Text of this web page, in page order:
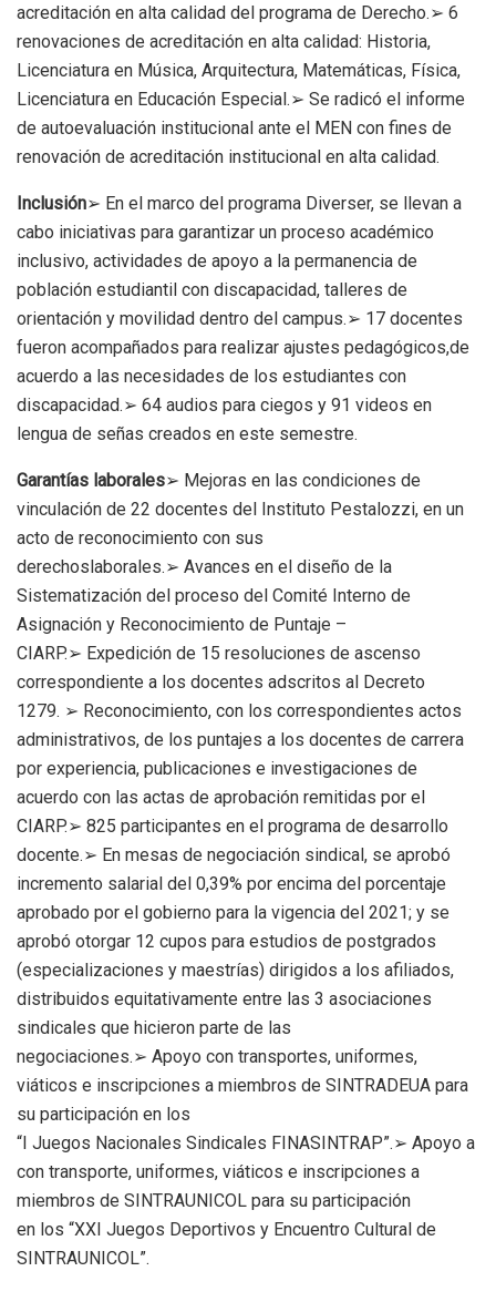
acreditación en alta calidad del programa de Derecho.➢ 6
renovaciones de acreditación en alta calidad: Historia,
Licenciatura en Música, Arquitectura, Matemáticas, Física,
Licenciatura en Educación Especial.➢ Se radicó el informe
de autoevaluación institucional ante el MEN con fines de
renovación de acreditación institucional en alta calidad.
Inclusión➢ En el marco del programa Diverser, se llevan a
cabo iniciativas para garantizar un proceso académico
inclusivo, actividades de apoyo a la permanencia de
población estudiantil con discapacidad, talleres de
orientación y movilidad dentro del campus.➢ 17 docentes
fueron acompañados para realizar ajustes pedagógicos,de
acuerdo a las necesidades de los estudiantes con
discapacidad.➢ 64 audios para ciegos y 91 videos en
lengua de señas creados en este semestre.
Garantías laborales➢ Mejoras en las condiciones de
vinculación de 22 docentes del Instituto Pestalozzi, en un
acto de reconocimiento con sus
derechoslaborales.➢ Avances en el diseño de la
Sistematización del proceso del Comité Interno de
Asignación y Reconocimiento de Puntaje –
CIARP.➢ Expedición de 15 resoluciones de ascenso
correspondiente a los docentes adscritos al Decreto
1279. ➢ Reconocimiento, con los correspondientes actos
administrativos, de los puntajes a los docentes de carrera
por experiencia, publicaciones e investigaciones de
acuerdo con las actas de aprobación remitidas por el
CIARP.➢ 825 participantes en el programa de desarrollo
docente.➢ En mesas de negociación sindical, se aprobó
incremento salarial del 0,39% por encima del porcentaje
aprobado por el gobierno para la vigencia del 2021; y se
aprobó otorgar 12 cupos para estudios de postgrados
(especializaciones y maestrías) dirigidos a los afiliados,
distribuidos equitativamente entre las 3 asociaciones
sindicales que hicieron parte de las
negociaciones.➢ Apoyo con transportes, uniformes,
viáticos e inscripciones a miembros de SINTRADEUA para
su participación en los
“I Juegos Nacionales Sindicales FINASINTRAP”.➢ Apoyo a
con transporte, uniformes, viáticos e inscripciones a
miembros de SINTRAUNICOL para su participación
en los “XXI Juegos Deportivos y Encuentro Cultural de
SINTRAUNICOL”.